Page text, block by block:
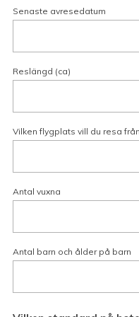
kort varsel. Kontakta
Senaste avresedatum
Reslängd (ca)
Vilken flygplats vill du resa
Antal vuxna
Antal barn och ålder på barn